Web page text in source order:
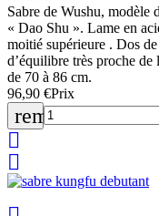
Sabre de Wushu, modèle
« Dao Shu ». Lame en
moitié supérieure . Dos
d’équilibre très proche de
de 70 à 86 cm.
96,90 €Prix
remove

